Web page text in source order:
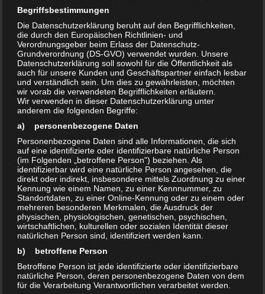
Begriffsbestimmungen
Die Datenschutzerklärung beruht auf den Begrifflichkeiten,
die durch den Europäischen Richtlinien- und
Verordnungsgeber beim Erlass der Datenschutz-
Grundverordnung (DS-GVO) verwendet wurden. Unsere
Datenschutzerklärung soll sowohl für die Öffentlichkeit als
auch für unsere Kunden und Geschäftspartner einfach lesbar
und verständlich sein. Um dies zu gewährleisten, möchten
wir vorab die verwendeten Begrifflichkeiten erläutern.
Wir verwenden in dieser Datenschutzerklärung unter
anderem die folgenden Begriffe:
a) personenbezogene Daten
Personenbezogene Daten sind alle Informationen, die sich
auf eine identifizierte oder identifizierbare natürliche Person
(im Folgenden „betroffene Person") beziehen. Als
identifizierbar wird eine natürliche Person angesehen, die
direkt oder indirekt, insbesondere mittels Zuordnung zu einer
Kennung wie einem Namen, zu einer Kennnummer, zu
Standortdaten, zu einer Online-Kennung oder zu einem oder
mehreren besonderen Merkmalen, die Ausdruck der
physischen, physiologischen, genetischen, psychischen,
wirtschaftlichen, kulturellen oder sozialen Identität dieser
natürlichen Person sind, identifiziert werden kann.
b) betroffene Person
Betroffene Person ist jede identifizierte oder identifizierbare
natürliche Person, deren personenbezogene Daten von dem
für die Verarbeitung Verantwortlichen verarbeitet werden.